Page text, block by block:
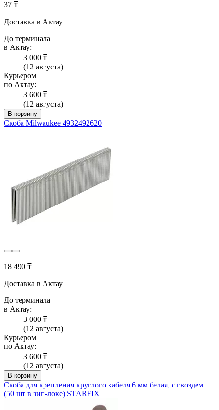
37 ₸
Доставка в Актау
До терминала
в Актау:
3 000 ₸
(12 августа)
Курьером
по Актау:
3 600 ₸
(12 августа)
В корзину
Скоба Milwaukee 4932492620
18 490 ₸
Доставка в Актау
До терминала
в Актау:
3 000 ₸
(12 августа)
Курьером
по Актау:
3 600 ₸
(12 августа)
В корзину
Скоба для крепления круглого кабеля 6 мм белая, с гвоздем
(50 шт в зип-локе) STARFIX